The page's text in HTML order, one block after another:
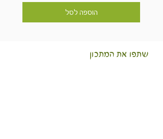
הוספה לסל